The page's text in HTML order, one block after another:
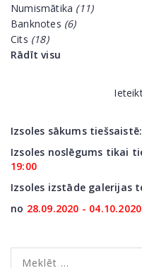
Numismātika (11)
Banknotes (6)
Cits (18)
Rādīt visu
Izsoles sākums tiešsaistē:
Izsoles noslēgums tikai
19:00
Izsoles izstāde galerijas
no 28.09.2020 - 04.10.2020